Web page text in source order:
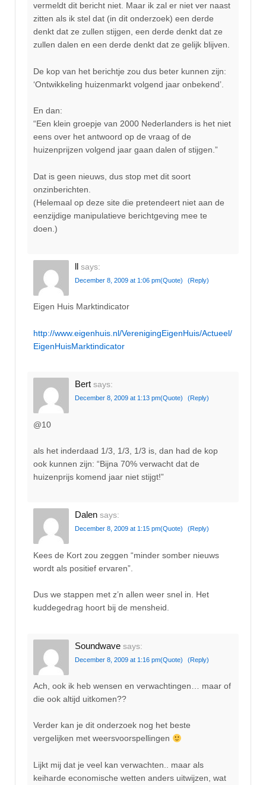
vermeldt dit bericht niet. Maar ik zal er niet ver naast
zitten als ik stel dat (in dit onderzoek) een derde
denkt dat ze zullen stijgen, een derde denkt dat ze
zullen dalen en een derde denkt dat ze gelijk blijven.
De kop van het berichtje zou dus beter kunnen zijn:
‘Ontwikkeling huizenmarkt volgend jaar onbekend’.
En dan:
“Een klein groepje van 2000 Nederlanders is het niet
eens over het antwoord op de vraag of de
huizenprijzen volgend jaar gaan dalen of stijgen.”
Dat is geen nieuws, dus stop met dit soort
onzinberichten.
(Helemaal op deze site die pretendeert niet aan de
eenzijdige manipulatieve berichtgeving mee te
doen.)
ll says:
December 8, 2009 at 1:06 pm(Quote) (Reply)
Eigen Huis Marktindicator
http://www.eigenhuis.nl/VerenigingEigenHuis/Actueel/
EigenHuisMarktindicator
Bert says:
December 8, 2009 at 1:13 pm(Quote) (Reply)
@10
als het inderdaad 1/3, 1/3, 1/3 is, dan had de kop
ook kunnen zijn: “Bijna 70% verwacht dat de
huizenprijs komend jaar niet stijgt!”
Dalen says:
December 8, 2009 at 1:15 pm(Quote) (Reply)
Kees de Kort zou zeggen “minder somber nieuws
wordt als positief ervaren”.
Dus we stappen met z’n allen weer snel in. Het
kuddegedrag hoort bij de mensheid.
Soundwave says:
December 8, 2009 at 1:16 pm(Quote) (Reply)
Ach, ook ik heb wensen en verwachtingen… maar of
die ook altijd uitkomen??
Verder kan je dit onderzoek nog het beste
vergelijken met weersvoorspellingen
Lijkt mij dat je veel kan verwachten.. maar als
keiharde economische wetten anders uitwijzen, wat